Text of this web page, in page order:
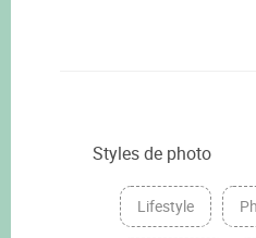
Styles de photo
Lifestyle